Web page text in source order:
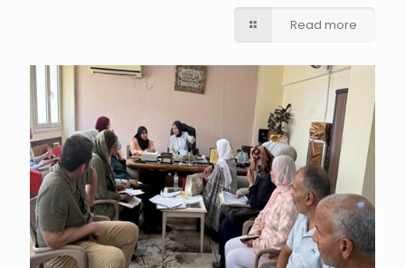
Read more